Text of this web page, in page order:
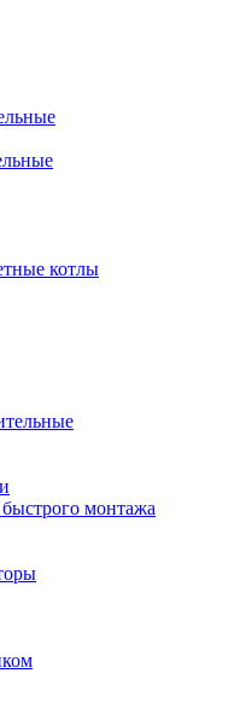
котлы
монтажа